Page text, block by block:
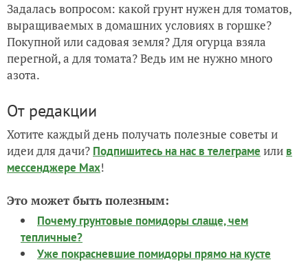
Задалась вопросом: какой грунт нужен для томатов,
выращиваемых в домашних условиях в горшке?
Покупной или садовая земля? Для огурца взяла
перегной, а для томата? Ведь им не нужно много
азота.
От редакции
Хотите каждый день получать полезные советы и
идеи для дачи? Подпишитесь на нас в телеграме или в
мессенджере Max!
Это может быть полезным:
Почему грунтовые помидоры слаще, чем
тепличные?
Уже покрасневшие помидоры прямо на кусте